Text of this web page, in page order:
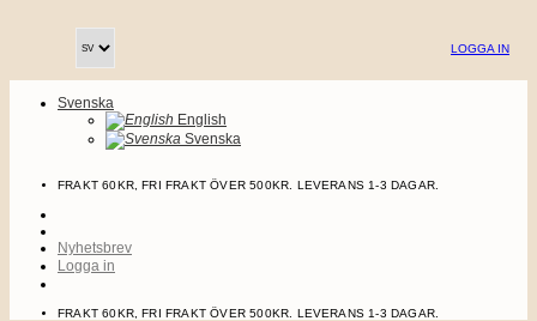
LOGGA IN
Svenska
English
Svenska
FRAKT 60KR, FRI FRAKT ÖVER 500KR. LEVERANS 1-3 DAGAR.
Nyhetsbrev
Logga in
FRAKT 60KR, FRI FRAKT ÖVER 500KR. LEVERANS 1-3 DAGAR.